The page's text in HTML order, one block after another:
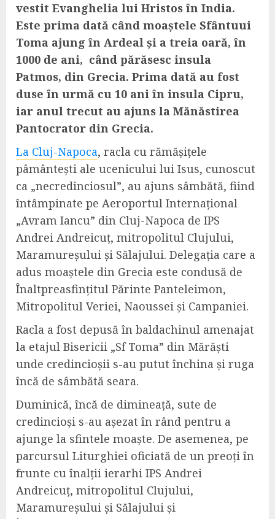
vestit Evanghelia lui Hristos în India.
Este prima dată când moaștele Sfântuui
Toma ajung în Ardeal și a treia oară, în
1000 de ani, când părăsesc insula
Patmos, din Grecia. Prima dată au fost
duse în urmă cu 10 ani în insula Cipru,
iar anul trecut au ajuns la Mănăstirea
Pantocrator din Grecia.
La Cluj-Napoca, racla cu rămășițele
pâmântești ale ucenicului lui Isus, cunoscut
ca „necredinciosul”, au ajuns sâmbătă, fiind
întâmpinate pe Aeroportul Internațional
„Avram Iancu” din Cluj-Napoca de IPS
Andrei Andreicuț, mitropolitul Clujului,
Maramureșului și Sălajului. Delegația care a
adus moaștele din Grecia este condusă de
Înaltpreasfințitul Părinte Panteleimon,
Mitropolitul Veriei, Naoussei și Campaniei.
Racla a fost depusă în baldachinul amenajat
la etajul Bisericii „Sf Toma” din Mărăști
unde credincioșii s-au putut închina și ruga
încă de sâmbătă seara.
Duminică, încă de dimineață, sute de
credincioși s-au așezat în rând pentru a
ajunge la sfintele moaște. De asemenea, pe
parcursul Liturghiei oficiată de un preoți în
frunte cu înalții ierarhi IPS Andrei
Andreicuț, mitropolitul Clujului,
Maramureșului și Sălajului și